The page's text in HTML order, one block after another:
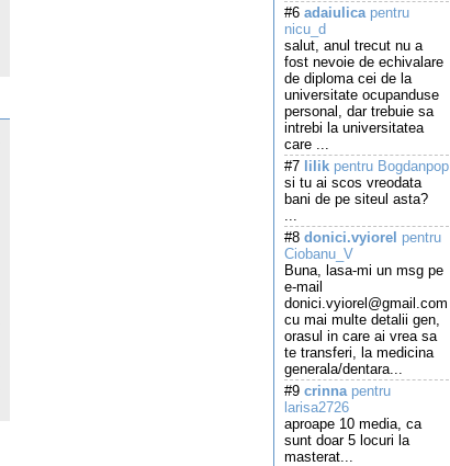
#6 adaiulicapentru
nicu_d
salut, anul trecut nu a
fost nevoie de echivalare
de diploma cei de la
universitate ocupanduse
personal, dar trebuie sa
intrebi la universitatea
care ...
#7 lilik pentru Bogdanpop
si tu ai scos vreodata
bani de pe siteul asta?
...
#8 donici.vyiorel pentru
Ciobanu_V
Buna, lasa-mi un msg pe
e-mail
donici.vyiorel@gmail.com
cu mai multe detalii gen,
orasul in care ai vrea sa
te transferi, la medicina
generala/dentara...
#9 crinnapentru
larisa2726
aproape 10 media, ca
sunt doar 5 locuri la
masterat...